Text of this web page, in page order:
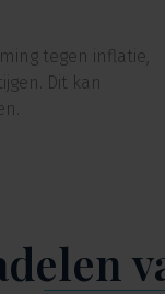
tegen inflatie,
Dit kan